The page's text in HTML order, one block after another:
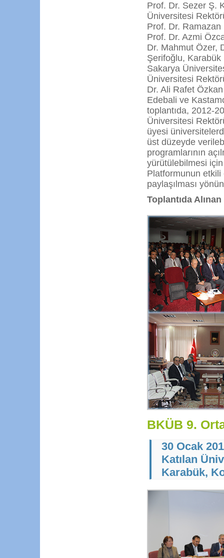
Prof. Dr. Sezer Ş.
Üniversitesi
Prof. Dr.
Prof. Dr. Azmi
Dr. Mahmut Özer,
Şerifoğlu,
Sakarya
Üniversitesi
Dr. Ali Rafet
Edebali ve
toplantıda, 2012-
Üniversitesi
üyesi
üst düzeyde
programlarının
yürütülebilmesi için
Platformunun etkili
paylaşılması
Toplantıda
BKÜB 9.
30 Ocak
Katılan
Karabük,